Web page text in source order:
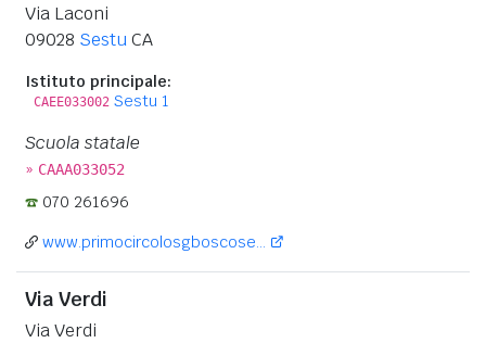
Via Laconi
09028 SestuCA
Istituto principale:
CAEE033002 Sestu 1
Scuola statale
» CAAA033052
070 261696
www.primocircolosgboscose...
Via Verdi
Via Verdi